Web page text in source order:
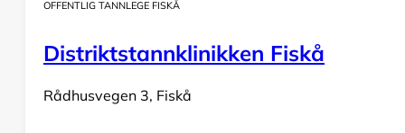
OFFENTLIG TANNLEGE FISKÅ
Distriktstannklinikken Fiskå
Rådhusvegen 3, Fiskå